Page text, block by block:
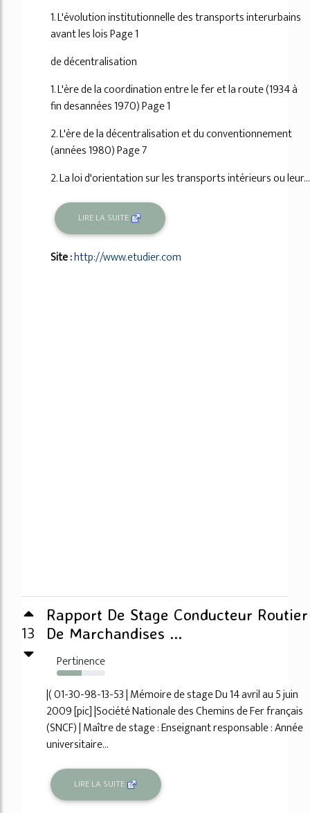
1. L'évolution institutionnelle des transports interurbains
avant les lois Page 1
de décentralisation
1. L'ère de la coordination entre le fer et la route (1934 à
fin desannées 1970) Page 1
2. L'ère de la décentralisation et du conventionnement
(années 1980) Page 7
2. La loi d'orientation sur les transports intérieurs ou leur...
LIRE LA SUITE
Site :http://www.etudier.com
13
Rapport De Stage Conducteur Routier
De Marchandises ...
Pertinence
52%
|( 01-30-98-13-53 | Mémoire de stage Du 14 avril au 5 juin
2009 [pic] |Société Nationale des Chemins de Fer français
(SNCF) | Maître de stage : Enseignant responsable : Année
universitaire...
LIRE LA SUITE